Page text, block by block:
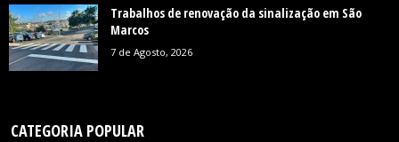
Trabalhos de renovação da sinalização em São
Marcos
7 de Agosto, 2026
CATEGORIA POPULAR